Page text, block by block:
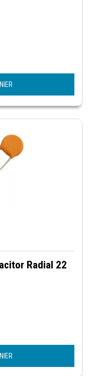
Radial 22